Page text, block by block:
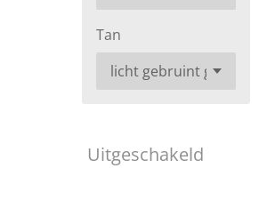
Tan
Uitgeschakeld